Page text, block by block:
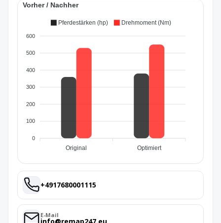
Vorher / Nachher
600
500
400
300
200
100
0
Original Optimiert
Pferdestärken (hp) Drehmoment (Nm)
+4917680001115
E-Mail
info@remap247.eu